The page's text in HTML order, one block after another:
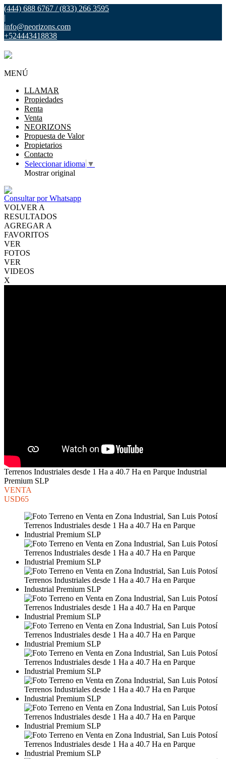
(444) 688 6767 / (833) 266 3595
|
info@neorizons.com
+524443418838
MENÚ
LLAMAR
Propiedades
Renta
Venta
NEORIZONS
Propuesta de Valor
Propietarios
Contacto
Seleccionar idioma ▼
Mostrar original
Consultar por Whatsapp
VOLVER A
RESULTADOS
AGREGAR A
FAVORITOS
VER
FOTOS
VER
VIDEOS
X
Terrenos Industriales desde 1 Ha a 40.7 Ha en Parque Industrial
Premium SLP
VENTA
USD65